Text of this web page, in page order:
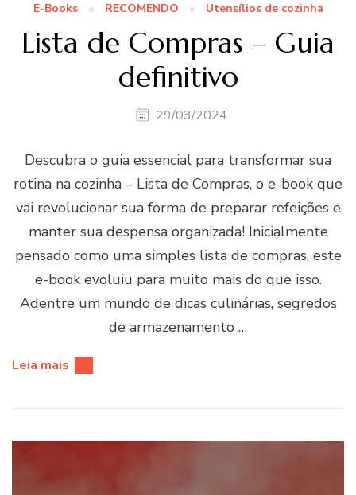
E-Books
RECOMENDO Utensílios de cozinha
Lista de Compras – Guia
definitivo
29/03/2024
Descubra o guia essencial para transformar sua
rotina na cozinha – Lista de Compras, o e-book que
vai revolucionar sua forma de preparar refeições e
manter sua despensa organizada! Inicialmente
pensado como uma simples lista de compras, este
e-book evoluiu para muito mais do que isso.
Adentre um mundo de dicas culinárias, segredos
de armazenamento …
Leia mais